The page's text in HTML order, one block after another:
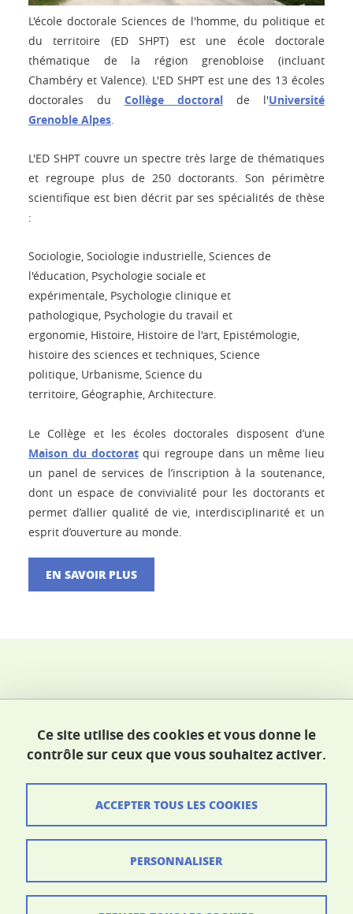
L'école doctorale Sciences de l'homme, du politique et
du territoire (ED SHPT) est une école doctorale
thématique de la région grenobloise (incluant
Chambéry et Valence). L'ED SHPT est une des 13 écoles
doctorales du Collège doctoral de l'Université
Grenoble Alpes.
L'ED SHPT couvre un spectre très large de thématiques
et regroupe plus de 250 doctorants. Son périmètre
scientifique est bien décrit par ses spécialités de thèse
:
Sociologie, Sociologie industrielle, Sciences de
l'éducation, Psychologie sociale et
expérimentale, Psychologie clinique et
pathologique, Psychologie du travail et
ergonomie, Histoire, Histoire de l'art, Epistémologie,
histoire des sciences et techniques, Science
politique, Urbanisme, Science du
territoire, Géographie, Architecture.
Le Collège et les écoles doctorales disposent d’une
Maison du doctoratqui regroupe dans un même lieu
un panel de services de l’inscription à la soutenance,
dont un espace de convivialité pour les doctorants et
permet d’allier qualité de vie, interdisciplinarité et un
esprit d’ouverture au monde.
EN SAVOIR PLUS
École doctorale SHPT
Maison du doctorat Jean Kuntzmann
110 rue de la Chimie 38400 Saint-Martin-d'Hères
ed-shpt@univ-grenoble-alpes.fr
Crédits
Ce site utilise des cookies et vous donne le
contrôle sur ceux que vous souhaitez activer.
ACCEPTER TOUS LES COOKIES
PERSONNALISER